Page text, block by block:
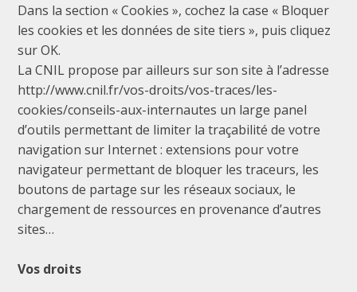
Dans la section « Cookies », cochez la case « Bloquer
les cookies et les données de site tiers », puis cliquez
sur OK.
La CNIL propose par ailleurs sur son site à l’adresse
http://www.cnil.fr/vos-droits/vos-traces/les-
cookies/conseils-aux-internautes un large panel
d’outils permettant de limiter la traçabilité de votre
navigation sur Internet : extensions pour votre
navigateur permettant de bloquer les traceurs, les
boutons de partage sur les réseaux sociaux, le
chargement de ressources en provenance d’autres
sites…
Vos droits